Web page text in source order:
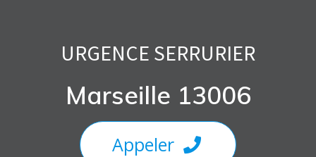
URGENCE SERRURIER
Marseille 13006
Appeler